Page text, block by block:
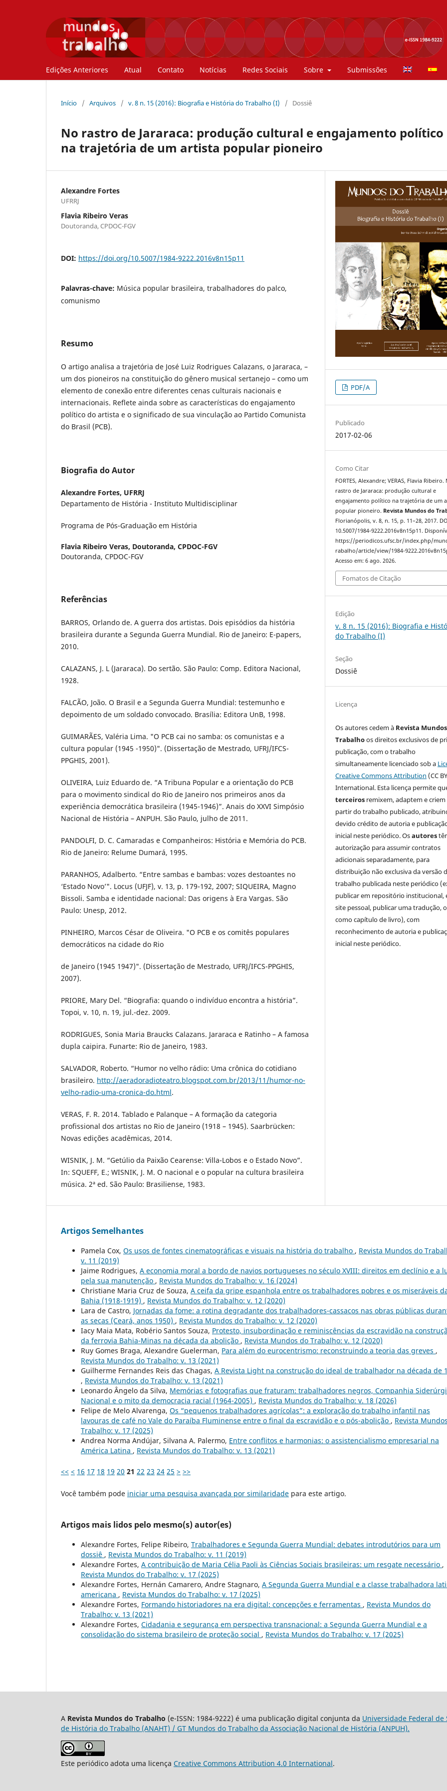
Edições Anteriores Atual Contato Notícias Redes Sociais Sobre Submissões
Início / Arquivos / v. 8 n. 15 (2016): Biografia e História do Trabalho (I) / Dossiê
No rastro de Jararaca: produção cultural e engajamento político
na trajetória de um artista popular pioneiro
Alexandre Fortes
UFRRJ
Flavia Ribeiro Veras
Doutoranda, CPDOC-FGV
DOI: https://doi.org/10.5007/1984-9222.2016v8n15p11
Palavras-chave: Música popular brasileira, trabalhadores do palco,
comunismo
Resumo
O artigo analisa a trajetória de José Luiz Rodrigues Calazans, o Jararaca, –
um dos pioneiros na constituição do gênero musical sertanejo – como um
elemento de conexão entre diferentes cenas culturais nacionais e
internacionais. Reflete ainda sobre as características do engajamento
político do artista e o significado de sua vinculação ao Partido Comunista
do Brasil (PCB).
Biografia do Autor
Alexandre Fortes, UFRRJ
Departamento de História - Instituto Multidisciplinar
Programa de Pós-Graduação em História
Flavia Ribeiro Veras, Doutoranda, CPDOC-FGV
Doutoranda, CPDOC-FGV
Referências
BARROS, Orlando de. A guerra dos artistas. Dois episódios da história
brasileira durante a Segunda Guerra Mundial. Rio de Janeiro: E-papers,
2010.
CALAZANS, J. L (Jararaca). Do sertão. São Paulo: Comp. Editora Nacional,
1928.
FALCÃO, João. O Brasil e a Segunda Guerra Mundial: testemunho e
depoimento de um soldado convocado. Brasília: Editora UnB, 1998.
GUIMARÃES, Valéria Lima. "O PCB cai no samba: os comunistas e a
cultura popular (1945 -1950)". (Dissertação de Mestrado, UFRJ/IFCS-
PPGHIS, 2001).
OLIVEIRA, Luiz Eduardo de. “A Tribuna Popular e a orientação do PCB
para o movimento sindical do Rio de Janeiro nos primeiros anos da
experiência democrática brasileira (1945-1946)”. Anais do XXVI Simpósio
Nacional de História – ANPUH. São Paulo, julho de 2011.
PANDOLFI, D. C. Camaradas e Companheiros: História e Memória do PCB.
Rio de Janeiro: Relume Dumará, 1995.
PARANHOS, Adalberto. “Entre sambas e bambas: vozes destoantes no
‘Estado Novo’". Locus (UFJF), v. 13, p. 179-192, 2007; SIQUEIRA, Magno
Bissoli. Samba e identidade nacional: Das origens à Era Vargas. São
Paulo: Unesp, 2012.
PINHEIRO, Marcos César de Oliveira. "O PCB e os comitês populares
democráticos na cidade do Rio
de Janeiro (1945 1947)". (Dissertação de Mestrado, UFRJ/IFCS-PPGHIS,
2007).
PRIORE, Mary Del. “Biografia: quando o indivíduo encontra a história”.
Topoi, v. 10, n. 19, jul.-dez. 2009.
RODRIGUES, Sonia Maria Braucks Calazans. Jararaca e Ratinho – A famosa
dupla caipira. Funarte: Rio de Janeiro, 1983.
SALVADOR, Roberto. “Humor no velho rádio: Uma crônica do cotidiano
brasileiro. http://aeradoradioteatro.blogspot.com.br/2013/11/humor-no-
velho-radio-uma-cronica-do.html.
VERAS, F. R. 2014. Tablado e Palanque – A formação da categoria
profissional dos artistas no Rio de Janeiro (1918 – 1945). Saarbrücken:
Novas edições acadêmicas, 2014.
WISNIK, J. M. “Getúlio da Paixão Cearense: Villa-Lobos e o Estado Novo”.
In: SQUEFF, E.; WISNIK, J. M. O nacional e o popular na cultura brasileira
música. 2ª ed. São Paulo: Brasiliense, 1983.
PDF/A
Publicado
2017-02-06
Como Citar
FORTES, Alexandre; VERAS, Flavia Ribeiro.
rastro de Jararaca: produção cultural e
engajamento político na trajetória de um
popular pioneiro. Revista Mundos do
Florianópolis, v. 8, n. 15, p. 11–28, 2017.
10.5007/1984-9222.2016v8n15p11.
https://periodicos.ufsc.br/index.php/
rabalho/article/view/1984-
Acesso em: 6 ago. 2026.
Fomatos de Citação
Edição
v. 8 n. 15 (2016): Biografia e
do Trabalho (I)
Seção
Dossiê
Licença
Os autores cedem à Revista
Trabalhoos direitos exclusivos de
publicação, com o trabalho
simultaneamente licenciado sob a
Creative Commons Attribution (CC
International. Esta licença permite
terceiros remixem, adaptem e criem
partir do trabalho publicado,
devido crédito de autoria e
inicial neste periódico. Osautores
autorização para assumir contratos
adicionais separadamente, para
distribuição não exclusiva da versão
trabalho publicada neste periódico
publicar em repositório institucional,
site pessoal, publicar uma tradução,
como capítulo de livro), com
reconhecimento de autoria e
inicial neste periódico.
Artigos Semelhantes
Pamela Cox, Os usos de fontes cinematográficas e visuais na história do trabalho , Revista Mundos do
v. 11 (2019)
Jaime Rodrigues, A economia moral a bordo de navios portugueses no século XVIII: direitos em declínio e a
pela sua manutenção , Revista Mundos do Trabalho: v. 16 (2024)
Christiane Maria Cruz de Souza, A ceifa da gripe espanhola entre os trabalhadores pobres e os miseráveis
Bahia (1918-1919) , Revista Mundos do Trabalho: v. 12 (2020)
Lara de Castro, Jornadas da fome: a rotina degradante dos trabalhadores-cassacos nas obras públicas
as secas (Ceará, anos 1950) , Revista Mundos do Trabalho: v. 12 (2020)
Iacy Maia Mata, Robério Santos Souza, Protesto, insubordinação e reminiscências da escravidão na
da ferrovia Bahia-Minas na década da abolição , Revista Mundos do Trabalho: v. 12 (2020)
Ruy Gomes Braga, Alexandre Guelerman, Para além do eurocentrismo: reconstruindo a teoria das greves ,
Revista Mundos do Trabalho: v. 13 (2021)
Guilherme Fernandes Reis das Chagas, A Revista Light na construção do ideal de trabalhador na década de
, Revista Mundos do Trabalho: v. 13 (2021)
Leonardo Ângelo da Silva, Memórias e fotografias que fraturam: trabalhadores negros, Companhia
Nacional e o mito da democracia racial (1964-2005) , Revista Mundos do Trabalho: v. 18 (2026)
Felipe de Melo Alvarenga, Os “pequenos trabalhadores agrícolas”: a exploração do trabalho infantil nas
lavouras de café no Vale do Paraíba Fluminense entre o final da escravidão e o pós-abolição , Revista
Trabalho: v. 17 (2025)
Andrea Norma Andújar, Silvana A. Palermo, Entre conflitos e harmonias: o assistencialismo empresarial na
América Latina , Revista Mundos do Trabalho: v. 13 (2021)
<< < 16 17 18 19 20 21 22 23 24 25 > >>
Você também pode iniciar uma pesquisa avançada por similaridade para este artigo.
Artigos mais lidos pelo mesmo(s) autor(es)
Alexandre Fortes, Felipe Ribeiro, Trabalhadores e Segunda Guerra Mundial: debates introdutórios para um
dossiê , Revista Mundos do Trabalho: v. 11 (2019)
Alexandre Fortes, A contribuição de Maria Célia Paoli às Ciências Sociais brasileiras: um resgate necessário ,
Revista Mundos do Trabalho: v. 17 (2025)
Alexandre Fortes, Hernán Camarero, Andre Stagnaro, A Segunda Guerra Mundial e a classe trabalhadora
americana , Revista Mundos do Trabalho: v. 17 (2025)
Alexandre Fortes, Formando historiadores na era digital: concepções e ferramentas , Revista Mundos do
Trabalho: v. 13 (2021)
Alexandre Fortes, Cidadania e segurança em perspectiva transnacional: a Segunda Guerra Mundial e a
consolidação do sistema brasileiro de proteção social , Revista Mundos do Trabalho: v. 17 (2025)
A Revista Mundos do Trabalho (e-ISSN: 1984-9222) é uma publicação digital conjunta da Universidade Federal de
de História do Trabalho (ANAHT) / GT Mundos do Trabalho da Associação Nacional de História (ANPUH).
Este periódico adota uma licença Creative Commons Attribution 4.0 International.